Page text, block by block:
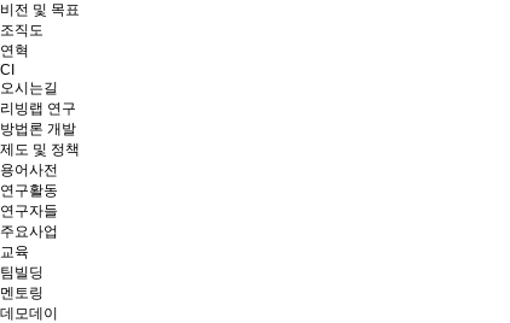
비전 및 목표
조직도
연혁
CI
오시는길
리빙랩 연구
방법론 개발
제도 및 정책
용어사전
연구활동
연구자들
주요사업
교육
팀빌딩
멘토링
데모데이